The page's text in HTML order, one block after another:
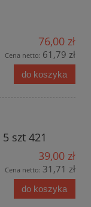
76,00 zł
Cena netto: 61,79 zł
do koszyka
5 szt 421
39,00 zł
Cena netto: 31,71 zł
do koszyka